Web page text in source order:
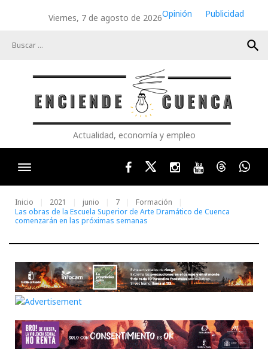
Viernes, 7 de agosto de 2026Opinión
Publicidad
search
Actualidad, economía y empleo
FacebookTwitterInstagram
YoutubeThreads
Inicio 2021 junio 7
Formación
Las obras de la Escuela Superior de Arte Dramático de Cuenca
comenzarán en las próximas semanas